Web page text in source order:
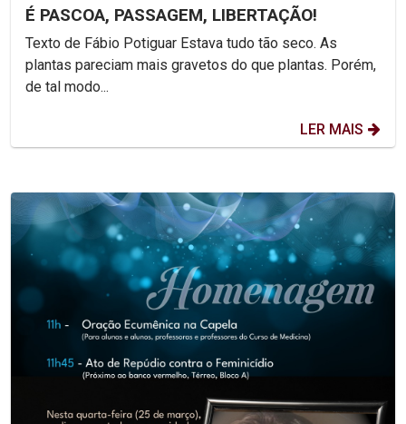
É PASCOA, PASSAGEM, LIBERTAÇÃO!
Texto de Fábio Potiguar Estava tudo tão seco. As
plantas pareciam mais gravetos do que plantas. Porém,
de tal modo...
LER MAIS